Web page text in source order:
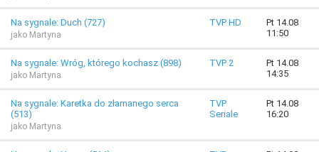
Na sygnale: Duch (727)
jako Martyna
TVP HD
Pt 14.08
11:50
Na sygnale: Wróg, którego kochasz (898)
jako Martyna
TVP 2
Pt 14.08
14:35
Na sygnale: Karetka do złamanego serca
(513)
jako Martyna
TVP
Seriale
Pt 14.08
16:20